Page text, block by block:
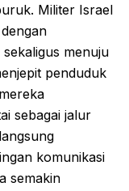
Militer Israel
menuju
penduduk
sebagai jalur
komunikasi
semakin